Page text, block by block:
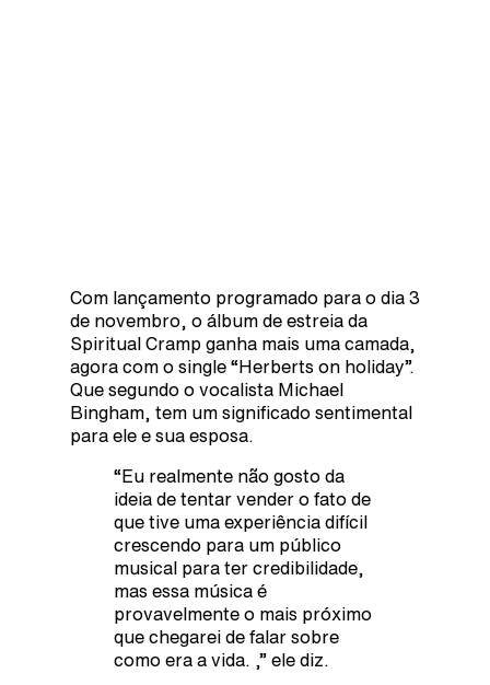
Com lançamento programado para o dia 3
de novembro, o álbum de estreia da
Spiritual Cramp ganha mais uma camada,
agora com o single “Herberts on holiday”.
Que segundo o vocalista Michael
Bingham, tem um significado sentimental
para ele e sua esposa.
“Eu realmente não gosto da
ideia de tentar vender o fato de
que tive uma experiência difícil
crescendo para um público
musical para ter credibilidade,
mas essa música é
provavelmente o mais próximo
que chegarei de falar sobre
como era a vida. ,” ele diz.